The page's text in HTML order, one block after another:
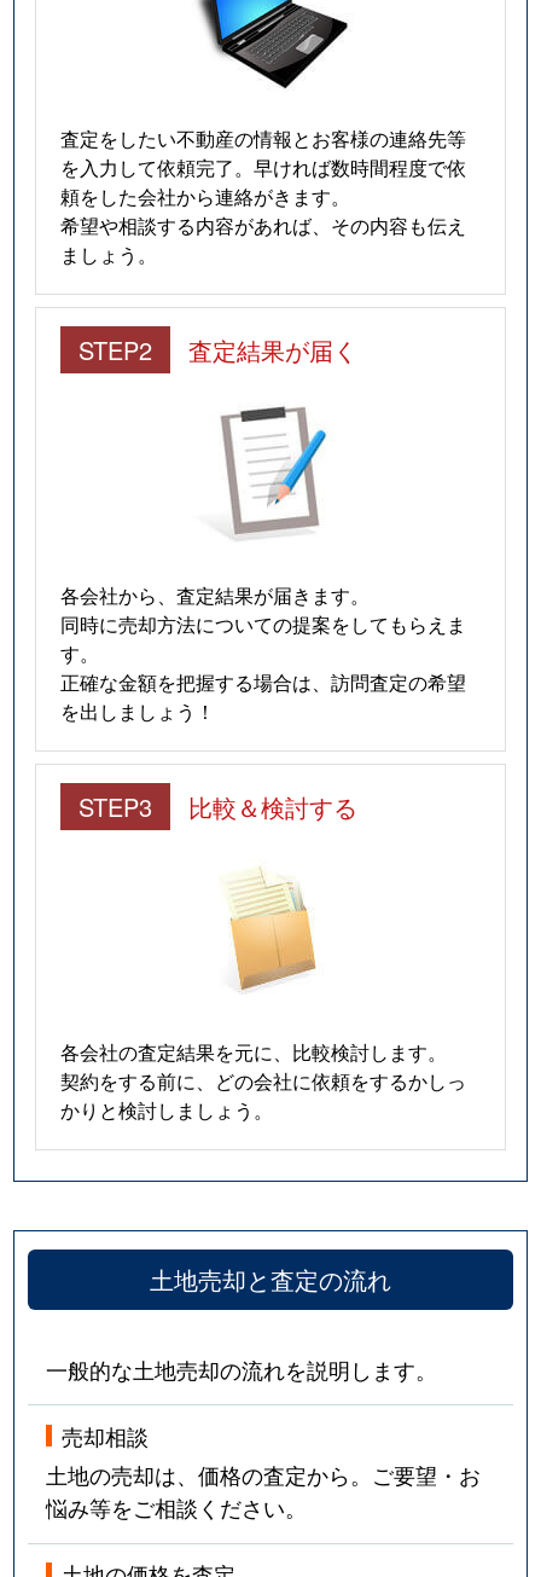
査定をしたい不動産の情報とお客様の連絡先等
を入力して依頼完了。早ければ数時間程度で依
頼をした会社から連絡がきます。
希望や相談する内容があれば、その内容も伝え
ましょう。
STEP2 査定結果が届く
各会社から、査定結果が届きます。
同時に売却方法についての提案をしてもらえま
す。
正確な金額を把握する場合は、訪問査定の希望
を出しましょう！
STEP3 比較＆検討する
各会社の査定結果を元に、比較検討します。
契約をする前に、どの会社に依頼をするかしっ
かりと検討しましょう。
土地売却と査定の流れ
一般的な土地売却の流れを説明します。
売却相談
土地の売却は、価格の査定から。ご要望・お
悩み等をご相談ください。